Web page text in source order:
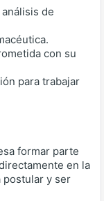
de
con su
para trabajar
formar parte
en la
postular y ser